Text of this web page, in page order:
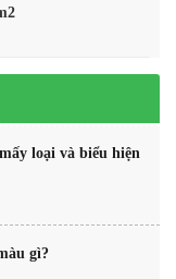
loại và biểu hiện
gì?